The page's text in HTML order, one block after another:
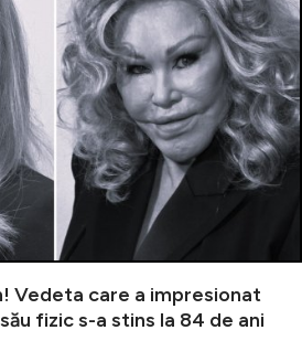
Vedeta care a impresionat
fizic s-a stins la 84 de ani